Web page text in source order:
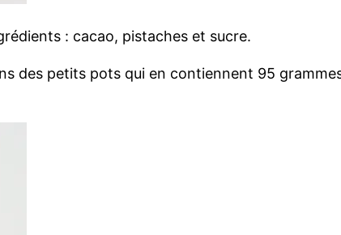
: cacao, pistaches et sucre.
des petits pots qui en contiennent 95